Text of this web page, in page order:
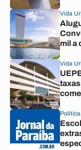
Vida
mil a
Vida
Política